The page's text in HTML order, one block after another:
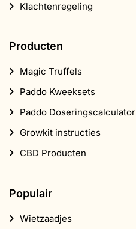
Klachtenregeling
Producten
Magic Truffels
Paddo Kweeksets
Paddo Doseringscalculator
Growkit instructies
CBD Producten
Populair
Wietzaadjes